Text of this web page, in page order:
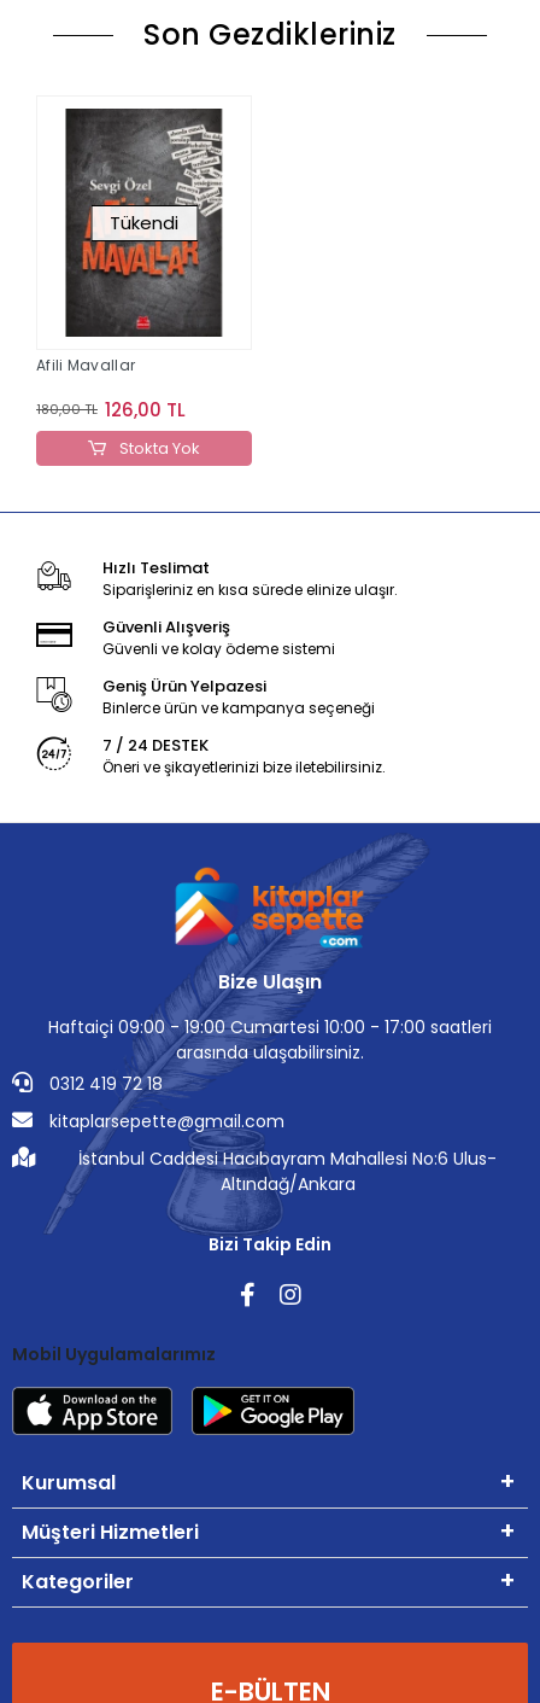
Son Gezdikleriniz
Tükendi
Afili Mavallar
180,00 TL 126,00 TL
Stokta Yok
Hızlı Teslimat
Siparişleriniz en kısa sürede elinize ulaşır.
Güvenli Alışveriş
Güvenli ve kolay ödeme sistemi
Geniş Ürün Yelpazesi
Binlerce ürün ve kampanya seçeneği
7 / 24 DESTEK
Öneri ve şikayetlerinizi bize iletebilirsiniz.
Bize Ulaşın
Haftaiçi 09:00 - 19:00 Cumartesi 10:00 - 17:00 saatleri
arasında ulaşabilirsiniz.
0312 419 72 18
kitaplarsepette@gmail.com
İstanbul Caddesi Hacıbayram Mahallesi No:6 Ulus-
Altındağ/Ankara
Bizi Takip Edin
Mobil Uygulamalarımız
Kurumsal
Müşteri Hizmetleri
Kategoriler
E-BÜLTEN